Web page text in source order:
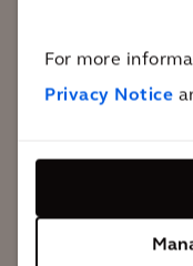
For more
Privacy Notice
résidentielle